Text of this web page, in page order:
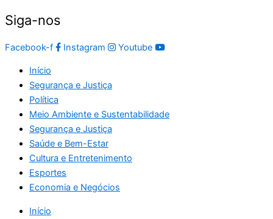
Siga-nos
Facebook-f Instagram Youtube
Início
Segurança e Justiça
Política
Meio Ambiente e Sustentabilidade
Segurança e Justiça
Saúde e Bem-Estar
Cultura e Entretenimento
Esportes
Economia e Negócios
Início